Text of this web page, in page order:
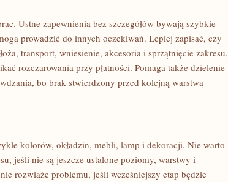
Ustne zapewnienia bez szczegółów bywają szybkie
prowadzić do innych oczekiwań. Lepiej zapisać, czy
transport, wniesienie, akcesoria i sprzątnięcie zakresu.
rozczarowania przy płatności. Pomaga także dzielenie
bo brak stwierdzony przed kolejną warstwą
kolorów, okładzin, mebli, lamp i dekoracji. Nie warto
jeśli nie są jeszcze ustalone poziomy, warstwy i
rozwiąże problemu, jeśli wcześniejszy etap będzie